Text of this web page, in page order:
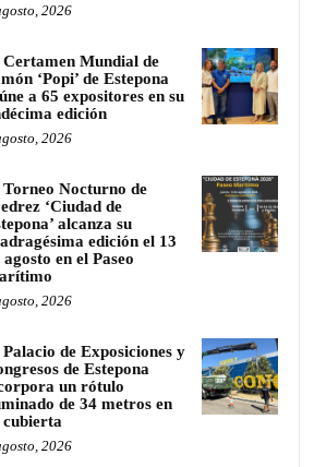
2026
Mundial de
‘Popi’ de Estepona
a 65 expositores en su
edición
2026
Nocturno de
‘Ciudad de
alcanza su
edición el 13
agosto en el Paseo
2026
de Exposiciones y
de Estepona
un rótulo
de 34 metros en
cubierta
2026